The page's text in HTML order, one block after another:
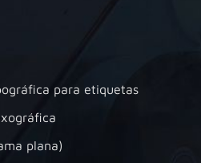
para etiquetas
plana)